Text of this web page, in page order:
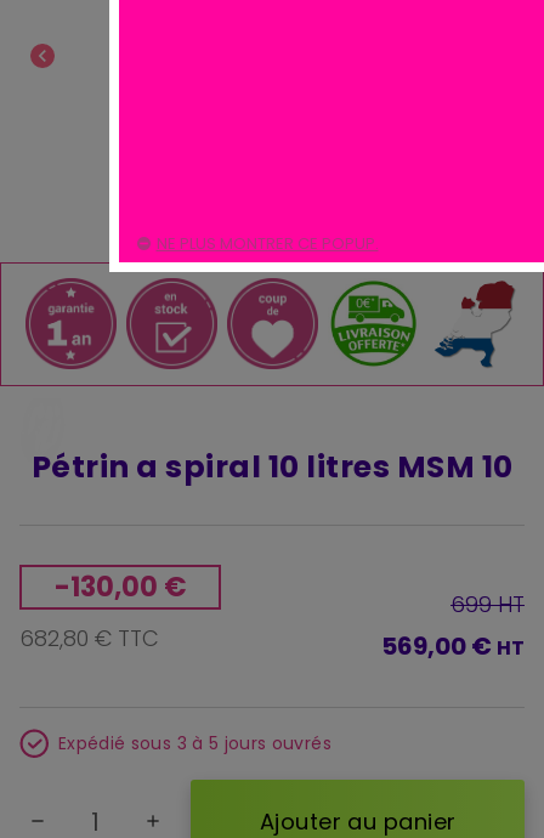
chevron_left
Pétrin a spiral 10 litres MSM 10
-130,00 €
682,80 € TTC
699 HT
569,00 € HT
Expédié sous 3 à 5 jours ouvrés
remove add Ajouter au panier
NE PLUS MONTRER CE POPUP.